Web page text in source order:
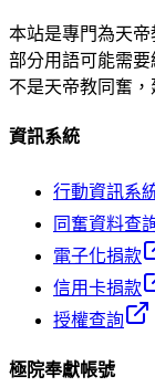
本站是專門為天帝
部分用語可能需
不是天帝教同奮
資訊系統
行動資訊系
同奮資料查
電子化捐款
信用卡捐款
授權查詢
極院奉獻帳號